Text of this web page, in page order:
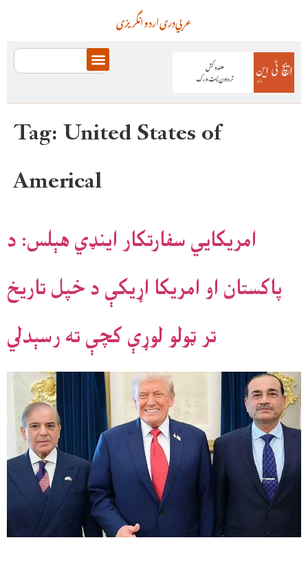
انگریزیاردودریعربي
Tag:United States of
Americal
امریکایي سفارتکار اینډي هېلس: د
پاکستان او امریکا اړیکې د خپل تاریخ
تر ټولو لوړې کچې ته رسېدلي